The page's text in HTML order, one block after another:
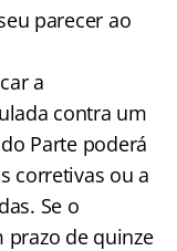
parecer ao
a
contra um
Parte poderá
corretivas ou a
Se o
de quinze